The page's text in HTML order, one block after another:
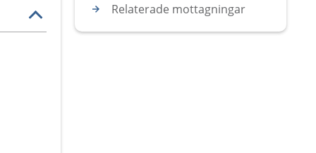
Relaterade mottagningar